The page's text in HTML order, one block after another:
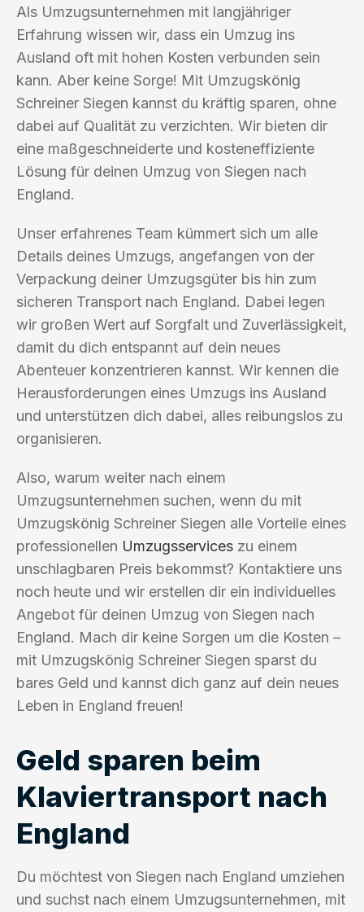
Als Umzugsunternehmen mit langjähriger
Erfahrung wissen wir, dass ein Umzug ins
Ausland oft mit hohen Kosten verbunden sein
kann. Aber keine Sorge! Mit Umzugskönig
Schreiner Siegen kannst du kräftig sparen, ohne
dabei auf Qualität zu verzichten. Wir bieten dir
eine maßgeschneiderte und kosteneffiziente
Lösung für deinen Umzug von Siegen nach
England.
Unser erfahrenes Team kümmert sich um alle
Details deines Umzugs, angefangen von der
Verpackung deiner Umzugsgüter bis hin zum
sicheren Transport nach England. Dabei legen
wir großen Wert auf Sorgfalt und Zuverlässigkeit,
damit du dich entspannt auf dein neues
Abenteuer konzentrieren kannst. Wir kennen die
Herausforderungen eines Umzugs ins Ausland
und unterstützen dich dabei, alles reibungslos zu
organisieren.
Also, warum weiter nach einem
Umzugsunternehmen suchen, wenn du mit
Umzugskönig Schreiner Siegen alle Vorteile eines
professionellen Umzugsservices zu einem
unschlagbaren Preis bekommst? Kontaktiere uns
noch heute und wir erstellen dir ein individuelles
Angebot für deinen Umzug von Siegen nach
England. Mach dir keine Sorgen um die Kosten –
mit Umzugskönig Schreiner Siegen sparst du
bares Geld und kannst dich ganz auf dein neues
Leben in England freuen!
Geld sparen beim
Klaviertransport nach
England
Du möchtest von Siegen nach England umziehen
und suchst nach einem Umzugsunternehmen, mit